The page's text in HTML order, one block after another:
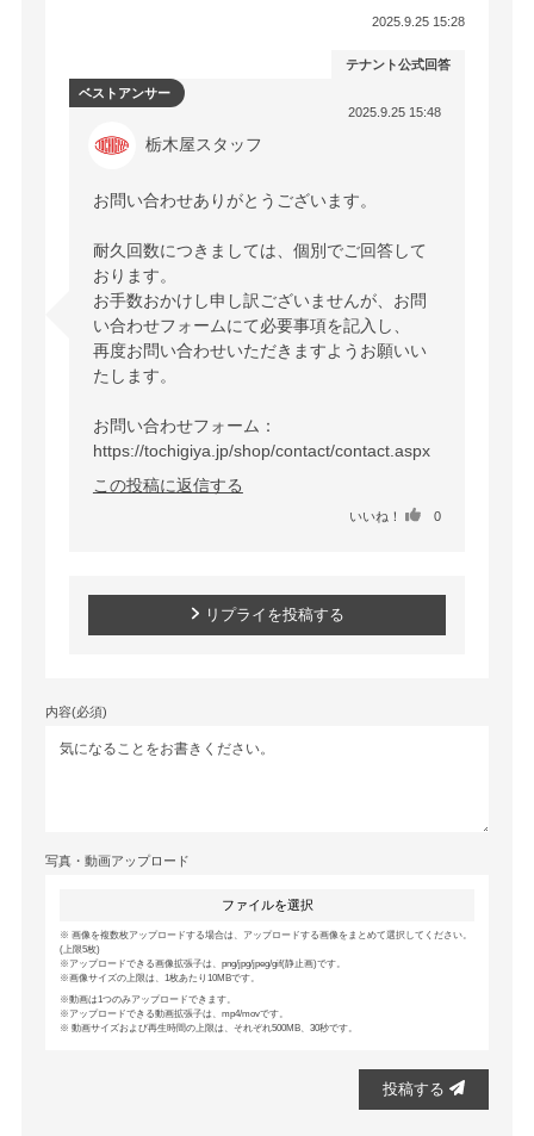
2025.9.25 15:28
2025.9.25 15:48
栃木屋スタッフ
お問い合わせありがとうございます。
耐久回数につきましては、個別でご回答して
おります。
お手数おかけし申し訳ございませんが、お問
い合わせフォームにて必要事項を記入し、
再度お問い合わせいただきますようお願いい
たします。
お問い合わせフォーム：
https://tochigiya.jp/shop/contact/contact.aspx
この投稿に返信する
いいね！ 0
ベストアンサー
テナント公式回答
リプライを投稿する
内容(必須)
写真・動画アップロード
ファイルを選択
画像を複数枚アップロードする場合は、アップロードする画像をまとめて選択してください。
(上限5枚)
アップロードできる画像拡張子は、png/jpg/jpeg/gif(静止画)です。
画像サイズの上限は、1枚あたり10MBです。
動画は1つのみアップロードできます。
アップロードできる動画拡張子は、mp4/movです。
動画サイズおよび再生時間の上限は、それぞれ500MB、30秒です。
投稿する